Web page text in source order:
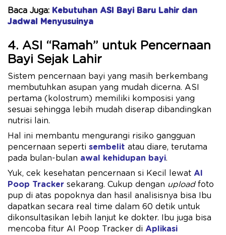
Baca Juga: Kebutuhan ASI Bayi Baru Lahir dan
Jadwal Menyusuinya
4. ASI “Ramah” untuk Pencernaan
Bayi Sejak Lahir
Sistem pencernaan bayi yang masih berkembang
membutuhkan asupan yang mudah dicerna. ASI
pertama (kolostrum) memiliki komposisi yang
sesuai sehingga lebih mudah diserap dibandingkan
nutrisi lain.
Hal ini membantu mengurangi risiko gangguan
pencernaan seperti sembelit atau diare, terutama
pada bulan-bulan awal kehidupan bayi.
Yuk, cek kesehatan pencernaan si Kecil lewat AI
Poop Tracker sekarang. Cukup dengan uploadfoto
pup di atas popoknya dan hasil analisisnya bisa Ibu
dapatkan secara real time dalam 60 detik untuk
dikonsultasikan lebih lanjut ke dokter. Ibu juga bisa
mencoba fitur AI Poop Tracker di Aplikasi